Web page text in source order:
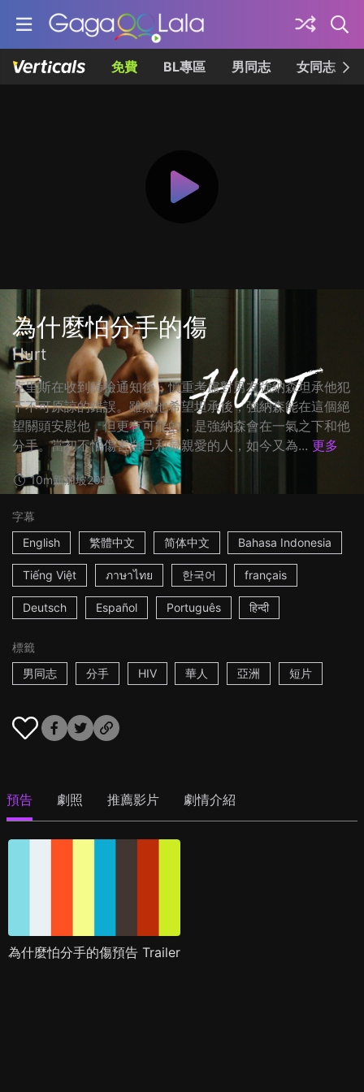
免費 BL專區 男同志 女同志
為什麼怕分手的傷
Hurt
克里斯在收到篩檢通知後，慎重考慮對男友強納森坦承他犯
下不可原諒的錯誤。雖然他希望坦承後，強納森能在這個絕
望關頭安慰他，但更有可能的，是強納森會在一氣之下和他
分手。當初不怕傷害自己和最親愛的人，如今又為... 更多
10m新加坡2016
字幕
English
繁體中文 简体中文 Bahasa Indonesia
Tiếng Việt ภาษาไทย 한국어 français
Deutsch Español Português हिन्दी
標籤
男同志
分手 HIV 華人 亞洲 短片
預告 劇照 推薦影片 劇情介紹
為什麼怕分手的傷預告 Trailer